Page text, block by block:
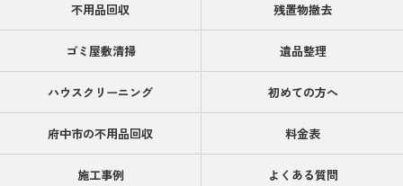
不用品回収 残置物撤去
ゴミ屋敷清掃 遺品整理
ハウスクリーニング 初めての方へ
府中市の不用品回収 料金表
施工事例 よくある質問